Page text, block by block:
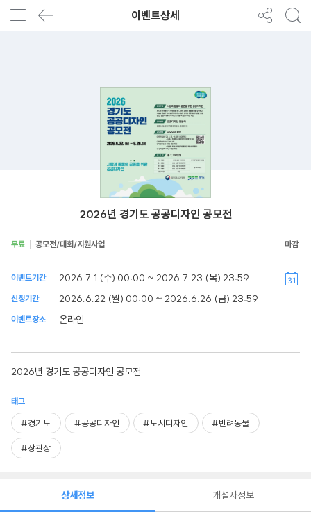
이벤트상세
2026년 경기도 공공디자인 공모전
무료 공모전/대회/지원사업
이벤트기간 2026.7.1 (수) 00:00 ~ 2026.7.23 (목) 23:59
신청기간 2026.6.22 (월) 00:00 ~ 2026.6.26 (금) 23:59
이벤트장소 온라인
2026년 경기도 공공디자인 공모전
태그
#경기도 #공공디자인 #도시디자인 #반려동물
#장관상
상세정보 개설자정보